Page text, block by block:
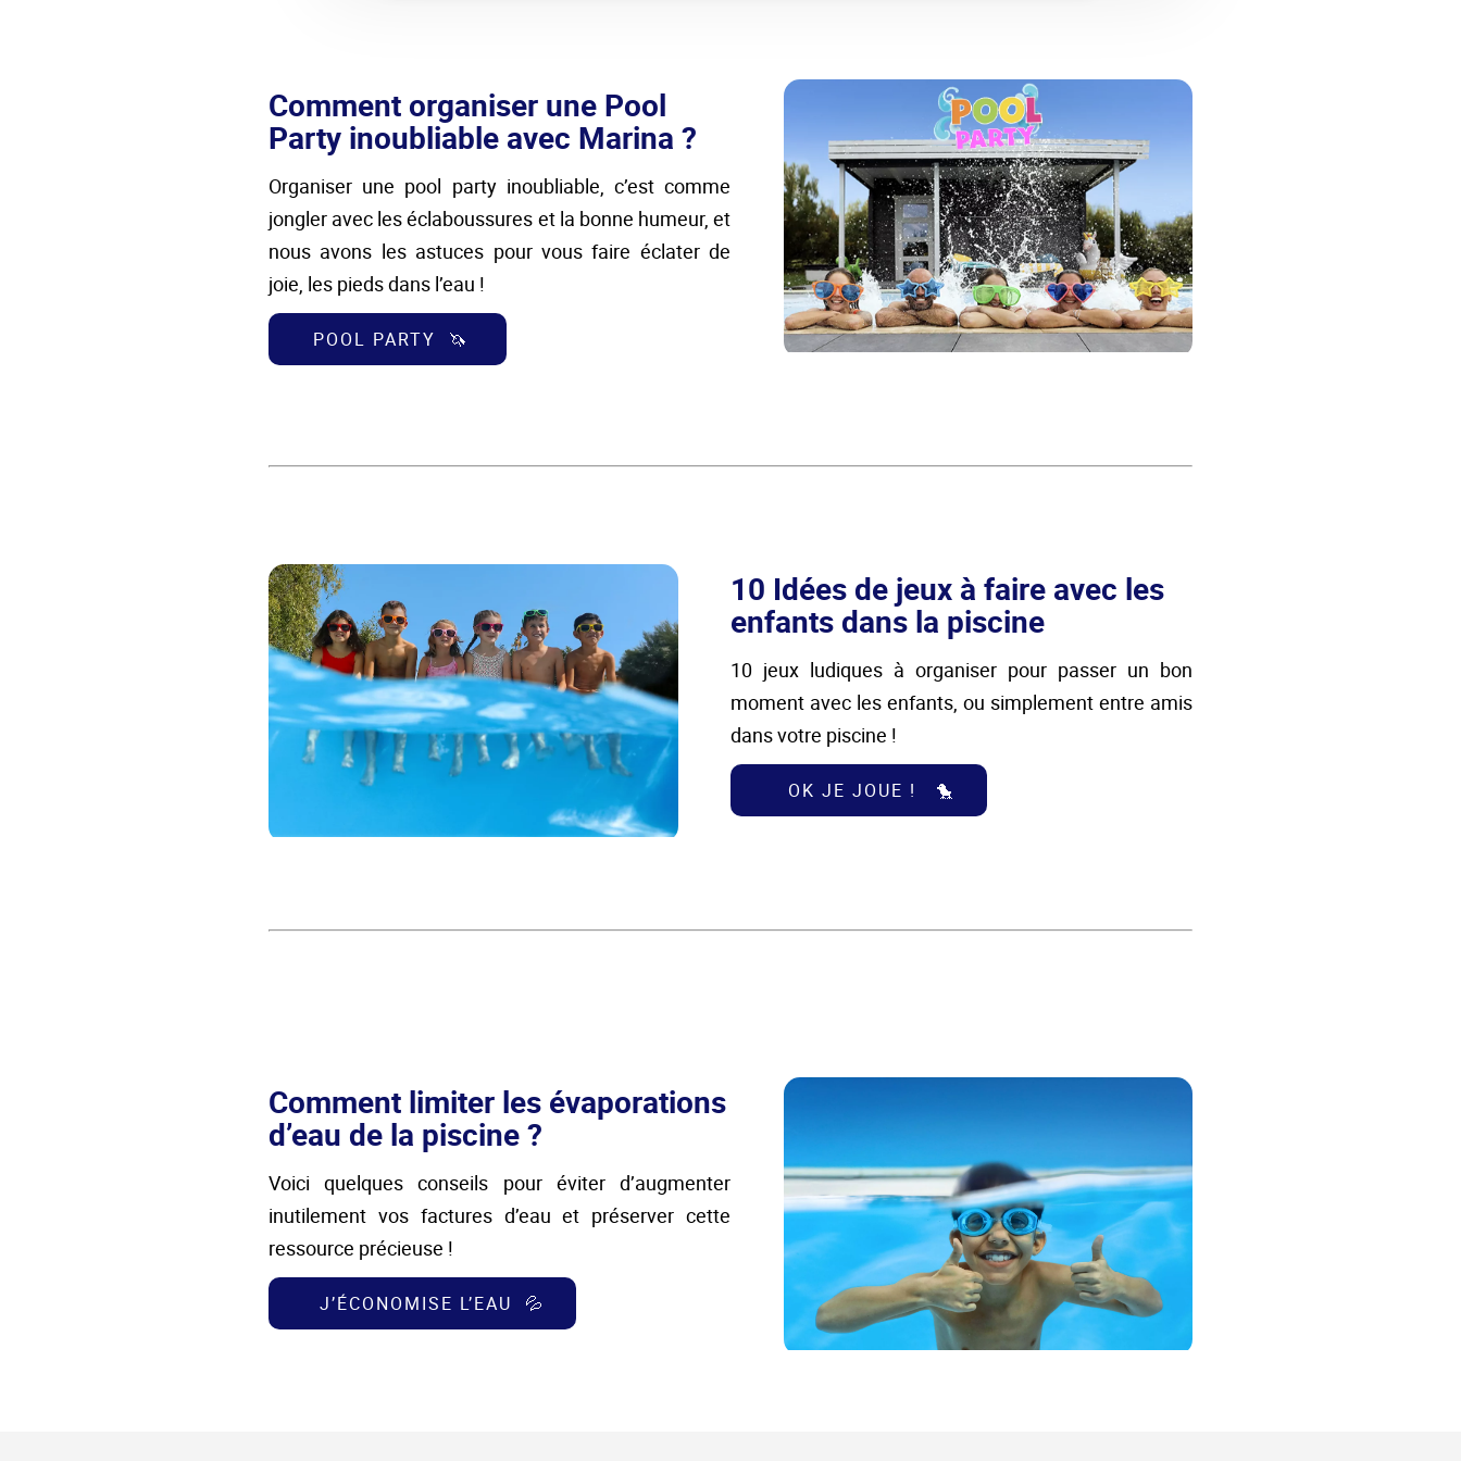
Comment organiser une Pool
Party inoubliable avec Marina ?
Organiser une pool party inoubliable, c’est comme
jongler avec les éclaboussures et la bonne humeur, et
nous avons les astuces pour vous faire éclater de
joie, les pieds dans l’eau !
POOL PARTY 🦄
10 Idées de jeux à faire avec les
enfants dans la piscine
10 jeux ludiques à organiser pour passer un bon
moment avec les enfants, ou simplement entre amis
dans votre piscine !
OK JE JOUE ! 🐤
Comment limiter les évaporations
d’eau de la piscine ?
Voici quelques conseils pour éviter d’augmenter
inutilement vos factures d’eau et préserver cette
ressource précieuse !
J’ÉCONOMISE L’EAU 💦